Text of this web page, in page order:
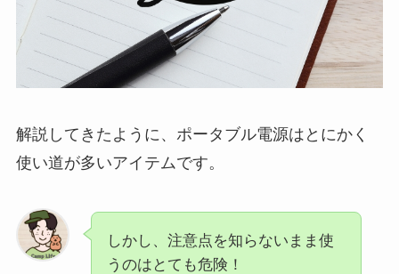
解説してきたように、ポータブル電源はとにかく
使い道が多いアイテムです。
しかし、注意点を知らないまま使
うのはとても危険！